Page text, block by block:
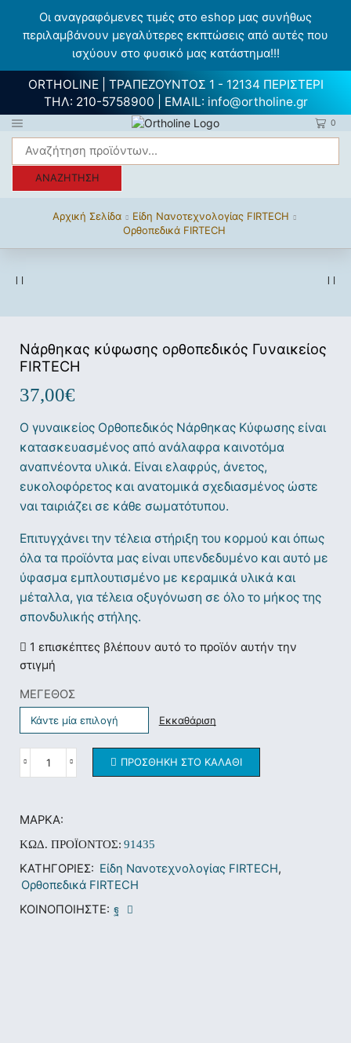
Οι αναγραφόμενες τιμές στο eshop μας συνήθως
περιλαμβάνουν μεγαλύτερες εκπτώσεις από αυτές που
ισχύουν στο φυσικό μας κατάστημα!!!
ORTHOLINE | ΤΡΑΠΕΖΟΥΝΤΟΣ 1 - 12134 ΠΕΡΙΣΤΕΡΙ
ΤΗΛ: 210-5758900 | EMAIL: info@ortholine.gr
0
ΑΝΑΖΉΤΗΣΗ
Αρχική Σελίδα
Είδη Νανοτεχνολογίας FIRTECH
Ορθοπεδικά FIRTECH
Νάρθηκας κύφωσης ορθοπεδικός Γυναικείος
FIRTECH
37,00€
Ο γυναικείος Ορθοπεδικός Νάρθηκας Κύφωσης είναι
κατασκευασμένος από ανάλαφρα καινοτόμα
αναπνέοντα υλικά. Είναι ελαφρύς, άνετος,
ευκολοφόρετος και ανατομικά σχεδιασμένος ώστε
ναι ταιριάζει σε κάθε σωματότυπου.
Επιτυγχάνει την τέλεια στήριξη του κορμού και όπως
όλα τα προϊόντα μας είναι υπενδεδυμένο και αυτό με
ύφασμα εμπλουτισμένο με κεραμικά υλικά και
μέταλλα, για τέλεια οξυγόνωση σε όλο το μήκος της
σπονδυλικής στήλης.
1 επισκέπτες βλέπουν αυτό το προϊόν αυτήν την
στιγμή
ΜΕΓΕΘΟΣ
Εκκαθάριση
ΠΡΟΣΘΉΚΗ ΣΤΟ ΚΑΛΆΘΙ
ΜΆΡΚΑ:
ΚΩΔ. ΠΡΟΪΌΝΤΟΣ: 91435
ΚΑΤΗΓΟΡΊΕΣ: Είδη Νανοτεχνολογίας FIRTECH,
Ορθοπεδικά FIRTECH
ΚΟΙΝΟΠΟΙΉΣΤΕ: